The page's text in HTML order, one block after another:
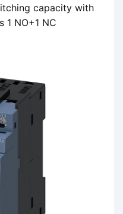
capacity with
1 NO+1 NC